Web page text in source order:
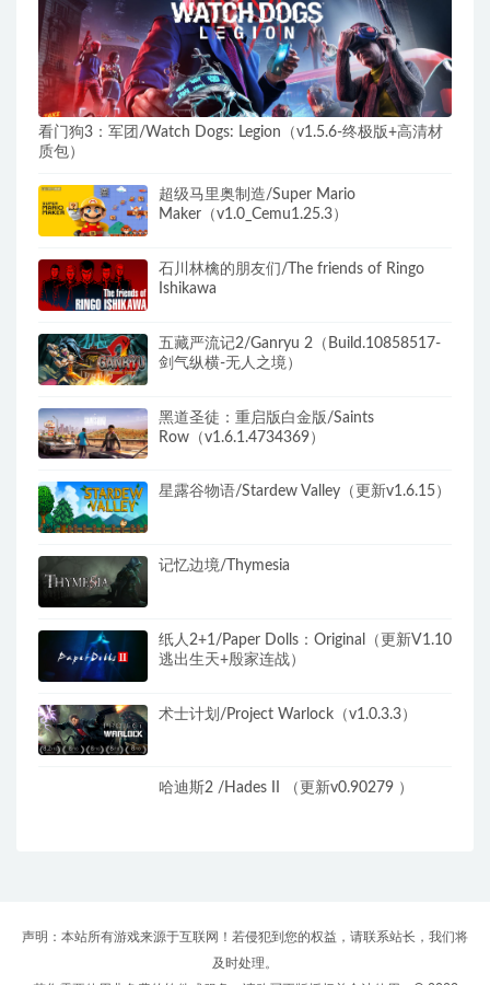
看门狗3：军团/Watch Dogs: Legion（v1.5.6-终极版+高清材
质包）
超级马里奥制造/Super Mario
Maker（v1.0_Cemu1.25.3）
石川林檎的朋友们/The friends of Ringo
Ishikawa
五藏严流记2/Ganryu 2（Build.10858517-
剑气纵横-无人之境）
黑道圣徒：重启版白金版/Saints
Row（v1.6.1.4734369）
星露谷物语/Stardew Valley（更新v1.6.15）
记忆边境/Thymesia
纸人2+1/Paper Dolls：Original（更新V1.10
逃出生天+殷家连战）
术士计划/Project Warlock（v1.0.3.3）
哈迪斯2 /Hades II （更新v0.90279 ）
声明：本站所有游戏来源于互联网！若侵犯到您的权益，请联系站长，我们将
及时处理。